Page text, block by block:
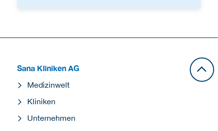
Sana Kliniken AG
Medizinwelt
Kliniken
Unternehmen